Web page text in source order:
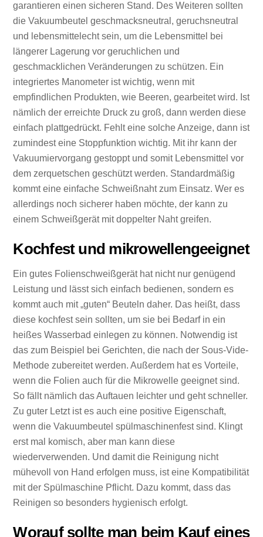
garantieren einen sicheren Stand. Des Weiteren sollten
die Vakuumbeutel geschmacksneutral, geruchsneutral
und lebensmittelecht sein, um die Lebensmittel bei
längerer Lagerung vor geruchlichen und
geschmacklichen Veränderungen zu schützen. Ein
integriertes Manometer ist wichtig, wenn mit
empfindlichen Produkten, wie Beeren, gearbeitet wird. Ist
nämlich der erreichte Druck zu groß, dann werden diese
einfach plattgedrückt. Fehlt eine solche Anzeige, dann ist
zumindest eine Stoppfunktion wichtig. Mit ihr kann der
Vakuumiervorgang gestoppt und somit Lebensmittel vor
dem zerquetschen geschützt werden. Standardmäßig
kommt eine einfache Schweißnaht zum Einsatz. Wer es
allerdings noch sicherer haben möchte, der kann zu
einem Schweißgerät mit doppelter Naht greifen.
Kochfest und mikrowellengeeignet
Ein gutes Folienschweißgerät hat nicht nur genügend
Leistung und lässt sich einfach bedienen, sondern es
kommt auch mit „guten“ Beuteln daher. Das heißt, dass
diese kochfest sein sollten, um sie bei Bedarf in ein
heißes Wasserbad einlegen zu können. Notwendig ist
das zum Beispiel bei Gerichten, die nach der Sous-Vide-
Methode zubereitet werden. Außerdem hat es Vorteile,
wenn die Folien auch für die Mikrowelle geeignet sind.
So fällt nämlich das Auftauen leichter und geht schneller.
Zu guter Letzt ist es auch eine positive Eigenschaft,
wenn die Vakuumbeutel spülmaschinenfest sind. Klingt
erst mal komisch, aber man kann diese
wiederverwenden. Und damit die Reinigung nicht
mühevoll von Hand erfolgen muss, ist eine Kompatibilität
mit der Spülmaschine Pflicht. Dazu kommt, dass das
Reinigen so besonders hygienisch erfolgt.
Worauf sollte man beim Kauf eines